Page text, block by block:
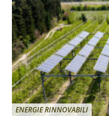
ENERGIE RINNOVABILI